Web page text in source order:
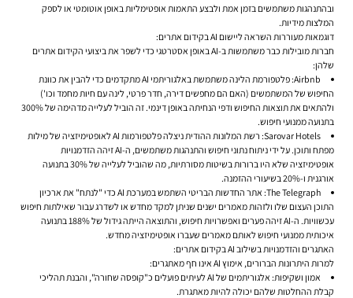
ובהתנהגות משתמשים בזמן אמת ולבצע התאמות אופטימליות באופן אוטומטי או לספק
המלצות מידיות.
דוגמאות מעוררות השראה ליישום AI בקידום אתרים:
חברות מובילות כבר משתמשות ב-AI באופן אסטרטגי כדי לשפר את ביצועי ה
קידום אתרים
שלהן:
Airbnb:
פלטפורמת הלינה משתמשת באלגוריתמי AI מתקדמים כדי להבין את כוונת
החיפוש של המשתמשים (האם הם מחפשים דירה, חדר פרטי, לינה עם חיות מחמד וכו')
ולהתאים את תוצאות החיפוש ודפי הנחיתה באופן דינמי. זה הוביל לעלייה מדהימה של 300%
בתנועה ממנועי חיפוש.
Sarovar Hotels:
רשת המלונות ההודית ניצלה פלטפורמות AI לאופטימיזציה של מילות
מפתח ותוכן. על ידי ניתוח נתוני חיפוש והתנהגות משתמשים, ה-AI זיהה הזדמנויות
אופטימיזציה שלא היו ברורות בשיטות מסורתיות, מה שהוביל לעלייה של 30% בתנועה
אורגנית ו-20% בשיעורי ההזמנה.
The Telegraph:
אתר החדשות הבריטי השתמש במערכת AI כדי "לנתח" את ארכיון
התוכן העצום שלו ולזהות מאמרים ישנים שניתן למקד מחדש או לשדרג עבור שאילתות חיפוש
עכשוויות. ה-AI זיהה פערים ואפשרויות חיפוש, והתוצאה הייתה גידול של 188% בתנועה
איכותית ממנועי חיפוש לאותם מאמרים שעברו אופטימיזציה מחדש.
האתגרים והזדמנויות בשילוב AI בקידום אתרים:
למרות היתרונות הברורים, אימוץ AI אינו חף מאתגרים:
אמון ושקיפות:
אלגוריתמים של AI לעיתים פועלים כ"קופסה שחורה", והבנת תהליכי
קבלת ההחלטות שלהם יכולה להיות מאתגרת.